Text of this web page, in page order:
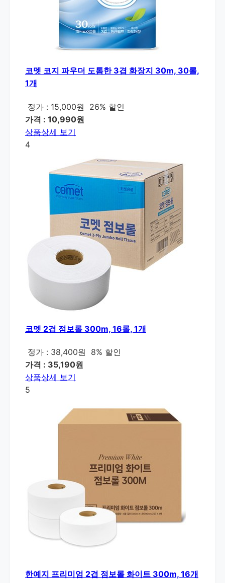
코멧 코지 파우더 도톰한 3겹 화장지 30m, 30롤,
1개
정가 : 15,000원
26% 할인
가격 : 10,990원
상품상세 보기
4
코멧 2겹 점보롤 300m, 16롤, 1개
정가 : 38,400원
8% 할인
가격 : 35,190원
상품상세 보기
5
한예지 프리미엄 2겹 점보롤 화이트 300m, 16개